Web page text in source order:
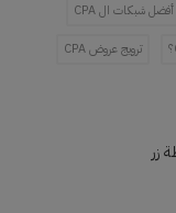
أفضل شبكات ال CPA
ترويج عروض CPA
زر